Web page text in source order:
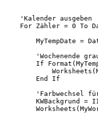
    'Kalender ausgeben
For Zähler = 0 To
MyTempDate =
'Wochenende
If
        End If
'Farbwechsel
KWBackgrund =